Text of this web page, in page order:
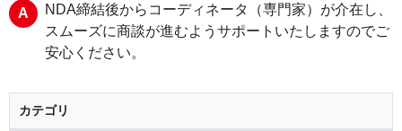
NDA締結後からコーディネータ（専門家）が介在し、
スムーズに商談が進むようサポートいたしますのでご
安心ください。
カテゴリ